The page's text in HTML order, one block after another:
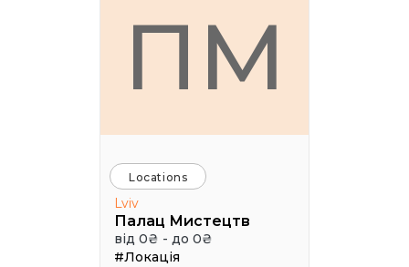
ПМ
Locations
Lviv
Палац Мистецтв
від 0₴ - до 0₴
#Локація